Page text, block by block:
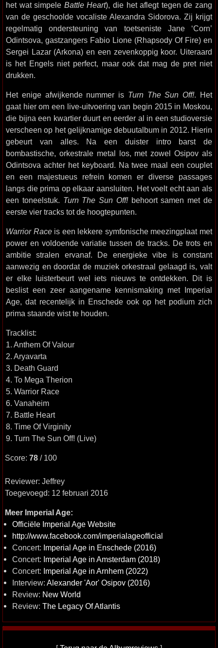
het wat simpele Battle Heart), die het aflegt tegen de zang
van de geschoolde vocaliste Alexandra Sidorova. Zij krijgt
regelmatig ondersteuning van toetseniste Jane ‘Corn’
Odintsova, gastzangers Fabio Lione (Rhapsody Of Fire) en
Sergei Lazar (Arkona) en een zevenkoppig koor. Uiteraard
is het Engels niet perfect, maar ook dat mag de pret niet
drukken.
Het enige afwijkende nummer is Turn The Sun Off!. Het
gaat hier om een live-uitvoering van begin 2015 in Moskou,
die bijna een kwartier duurt en eerder al in een studioversie
verscheen op het gelijknamige debuutalbum in 2012. Hierin
gebeurt van alles. Na een duister intro barst de
bombastische, orkestrale metal los, met zowel Osipov als
Odintsova achter het keyboard. Na twee maal een couplet
en een majestueus refrein komen er diverse passages
langs die prima op elkaar aansluiten. Het voelt echt aan als
een toneelstuk. Turn The Sun Off!behoort samen met de
eerste vier tracks tot de hoogtepunten.
Warrior Raceis een lekkere symfonische meezingplaat met
power en voldoende variatie tussen de tracks. De trots en
ambitie stralen ervanaf. De energieke vibe is constant
aanwezig en doordat de muziek orkestraal gelaagd is, valt
er elke luisterbeurt wel iets nieuws te ontdekken. Dit is
beslist een zeer aangename kennismaking met Imperial
Age, dat recentelijk in Enschede ook op het podium zich
prima staande wist te houden.
Tracklist:
1. Anthem Of Valour
2. Aryavarta
3. Death Guard
4. To Mega Therion
5. Warrior Race
6. Vanaheim
7. Battle Heart
8. Time Of Virginity
9. Turn The Sun Off! (Live)
Score: 78 / 100
Reviewer: Jeffrey
Toegevoegd: 12 februari 2016
Meer Imperial Age:
Officiële Imperial Age Website
http://www.facebook.com/imperialageofficial
Concert: Imperial Age in Enschede (2016)
Concert: Imperial Age in Amsterdam (2018)
Concert: Imperial Age in Arnhem (2022)
Interview: Alexander 'Aor' Osipov (2016)
Review: New World
Review: The Legacy Of Atlantis